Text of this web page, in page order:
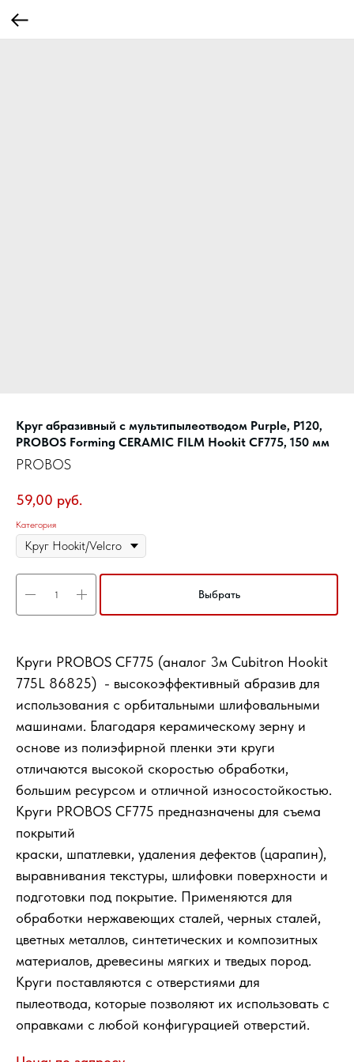
Круг абразивный c мультипылеотводом Purple, P120,
PROBOS Forming CERAMIC FILM Hookit CF775, 150 мм
PROBOS
59,00 руб.
Категория
Выбрать
Круги PROBOS CF775 (аналог 3м Cubitron Hookit
775L 86825) - высокоэффективный абразив для
использования с орбитальными шлифовальными
машинами. Благодаря керамическому зерну и
основе из полиэфирной пленки эти круги
отличаются высокой скоростью обработки,
большим ресурсом и отличной износостойкостью.
Круги PROBOS CF775 предназначены для съема
покрытий
краски, шпатлевки, удаления дефектов (царапин),
выравнивания текстуры, шлифовки поверхности и
подготовки под покрытие. Применяются для
обработки нержавеющих сталей, черных сталей,
цветных металлов, синтетических и композитных
материалов, древесины мягких и тведых пород.
Круги поставляются с отверстиями для
пылеотвода, которые позволяют их использовать с
оправками с любой конфигурацией отверстий.